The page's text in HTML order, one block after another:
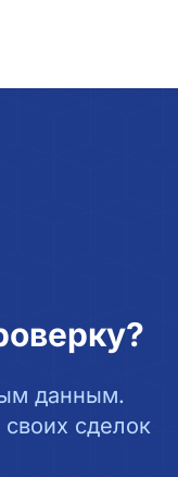
данным.
сделок